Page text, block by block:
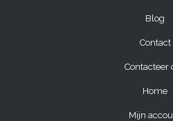
Blog
Contact
Contacteer
Home
Mijn